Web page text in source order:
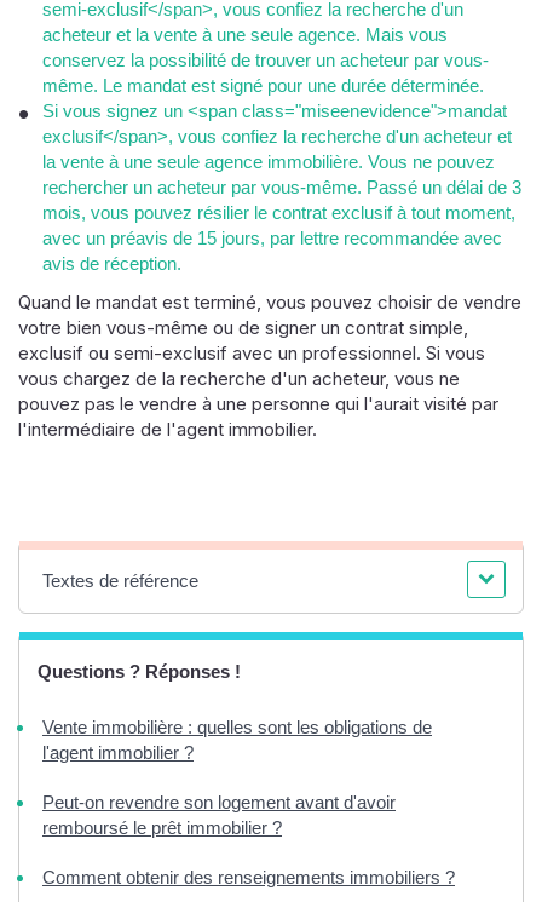
semi-exclusif</span>, vous confiez la recherche d'un
acheteur et la vente à une seule agence. Mais vous
conservez la possibilité de trouver un acheteur par vous-
même. Le mandat est signé pour une durée déterminée.
Si vous signez un <span class="miseenevidence">mandat
exclusif</span>, vous confiez la recherche d'un acheteur et
la vente à une seule agence immobilière. Vous ne pouvez
rechercher un acheteur par vous-même. Passé un délai de 3
mois, vous pouvez résilier le contrat exclusif à tout moment,
avec un préavis de 15 jours, par lettre recommandée avec
avis de réception.
Quand le mandat est terminé, vous pouvez choisir de vendre
votre bien vous-même ou de signer un contrat simple,
exclusif ou semi-exclusif avec un professionnel. Si vous
vous chargez de la recherche d'un acheteur, vous ne
pouvez pas le vendre à une personne qui l'aurait visité par
l'intermédiaire de l'agent immobilier.
Textes de référence
Questions ? Réponses !
Vente immobilière : quelles sont les obligations de
l'agent immobilier ?
Peut-on revendre son logement avant d'avoir
remboursé le prêt immobilier ?
Comment obtenir des renseignements immobiliers ?